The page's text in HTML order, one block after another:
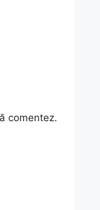
comentez.